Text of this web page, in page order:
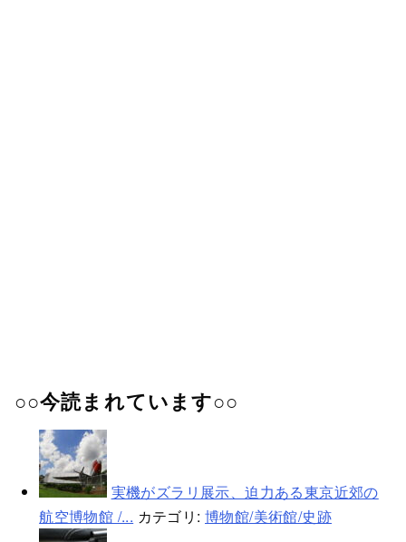
○○今読まれています○○
実機がズラリ展示、迫力ある東京近郊の
航空博物館 /... カテゴリ: 博物館/美術館/史跡